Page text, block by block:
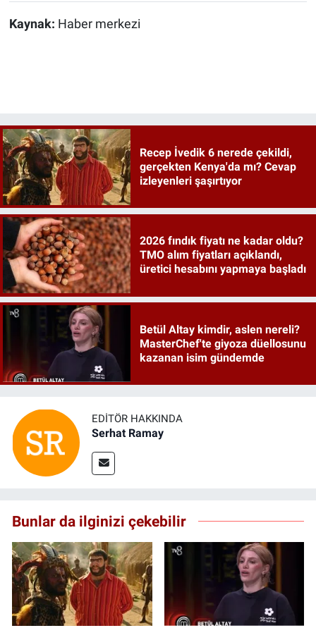
Kaynak: Haber merkezi
Recep İvedik 6 nerede çekildi,
gerçekten Kenya'da mı? Cevap
izleyenleri şaşırtıyor
2026 fındık fiyatı ne kadar oldu?
TMO alım fiyatları açıklandı,
üretici hesabını yapmaya başladı
Betül Altay kimdir, aslen nereli?
MasterChef'te giyoza düellosunu
kazanan isim gündemde
EDITÖR HAKKINDA
Serhat Ramay
Bunlar da ilginizi çekebilir